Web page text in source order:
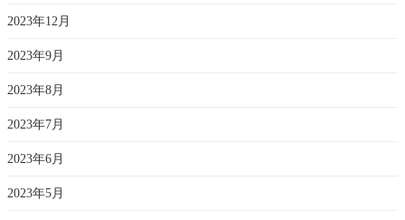
2023年12月
2023年9月
2023年8月
2023年7月
2023年6月
2023年5月